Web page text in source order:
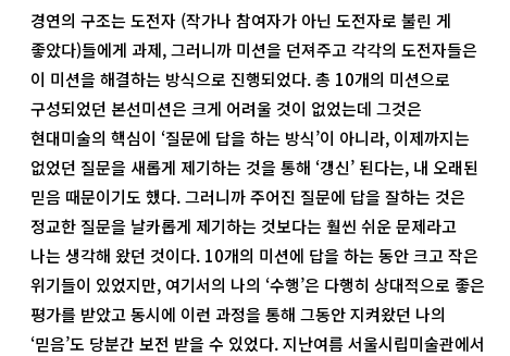
경연의 구조는 도전자 (작가나 참여자가 아닌 도전자로 불린 게
좋았다)들에게 과제, 그러니까 미션을 던져주고 각각의 도전자들은
이 미션을 해결하는 방식으로 진행되었다. 총 10개의 미션으로
구성되었던 본선미션은 크게 어려울 것이 없었는데 그것은
현대미술의 핵심이 ‘질문에 답을 하는 방식’이 아니라, 이제까지는
없었던 질문을 새롭게 제기하는 것을 통해 ‘갱신’ 된다는, 내 오래된
믿음 때문이기도 했다. 그러니까 주어진 질문에 답을 잘하는 것은
정교한 질문을 날카롭게 제기하는 것보다는 훨씬 쉬운 문제라고
나는 생각해 왔던 것이다. 10개의 미션에 답을 하는 동안 크고 작은
위기들이 있었지만, 여기서의 나의 ‘수행’은 다행히 상대적으로 좋은
평가를 받았고 동시에 이런 과정을 통해 그동안 지켜왔던 나의
‘믿음’도 당분간 보전 받을 수 있었다. 지난여름 서울시립미술관에서